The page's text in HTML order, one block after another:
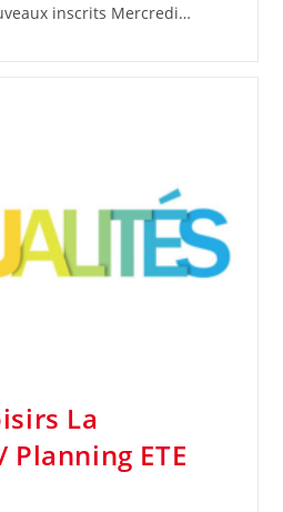
inscrits Mercredi…
La
ETE